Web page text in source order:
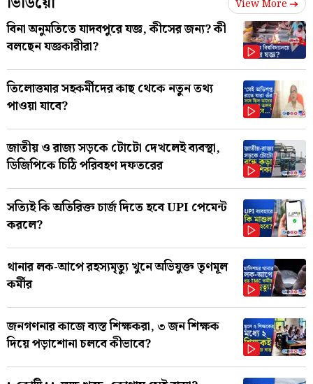
View More
বিনা অনুমতিতে যাদবপুরে যজ্ঞ, কীসের জন্য? কী
বলছেন যজ্ঞকারীরা?
তিলোত্তমার সহকর্মীদের কাছ থেকে নতুন তথ্য
পাওয়া যাবে?
জাতীয় ও রাজ্য সড়কে টোটো দেখলেই ব্যবস্থা,
ডিজিপিকে চিঠি পরিবহণ দফতরের
সত্যিই কি অতিরিক্ত চার্জ দিতে হবে UPI পেমেন্ট
করলে?
থানার লক-আপে রহস্যমৃত্যু খুনে অভিযুক্ত তৃণমূল
কর্মীর
জনগণনার কাজে ব্যস্ত শিক্ষকরা, ৩ জন শিক্ষক
দিয়ে পড়াশোনা চলবে কীভাবে?